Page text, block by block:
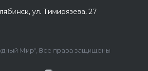
ул. Тимирязева, 27
Мир", Все права защищены